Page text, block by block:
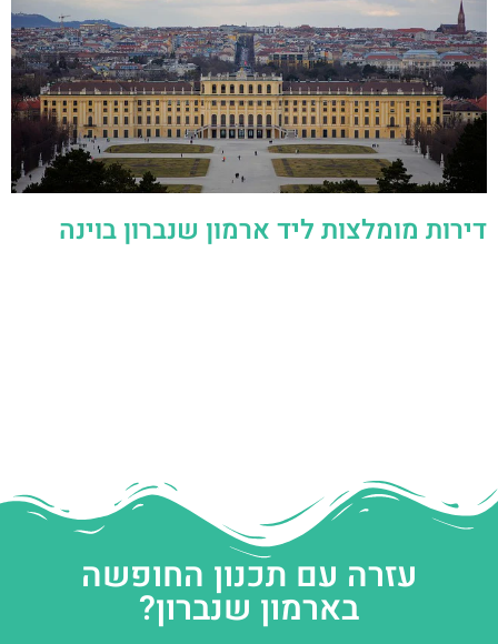
דירות מומלצות ליד ארמון שנברון בוינה
עזרה עם תכנון החופשה
בארמון שנברון?